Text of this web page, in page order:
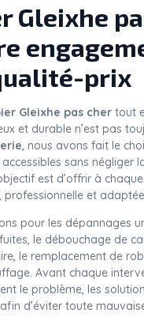
Gleixhe
prix
Gleixhe pas cher tout
et durable n’est pas
, nous avons fait le
sans négliger
est d’offrir à
et
pour les dépannages
le débouchage de
le remplacement de
Avant chaque
le problème, les
d’éviter toute